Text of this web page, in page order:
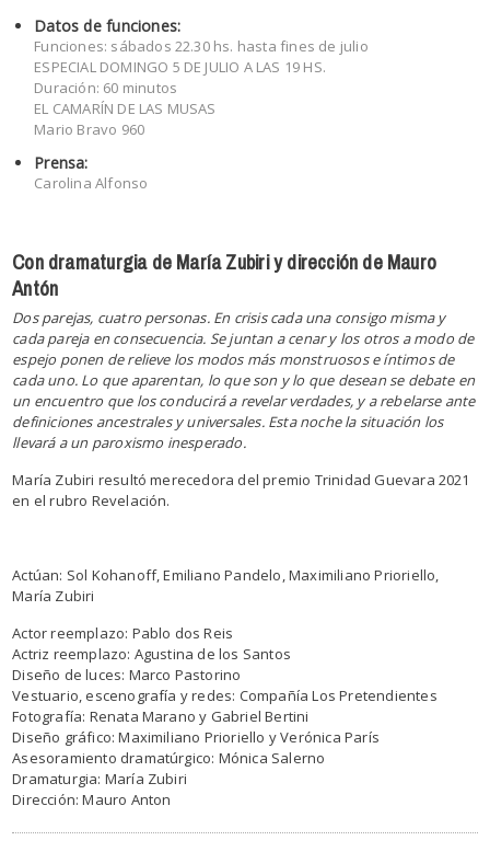
Datos de funciones:
Funciones: sábados 22.30 hs. hasta fines de julio
ESPECIAL DOMINGO 5 DE JULIO A LAS 19 HS.
Duración: 60 minutos
EL CAMARÍN DE LAS MUSAS
Mario Bravo 960
Prensa:
Carolina Alfonso
Con dramaturgia de María Zubiri y dirección de Mauro
Antón
Dos parejas, cuatro personas. En crisis cada una consigo misma y
cada pareja en consecuencia. Se juntan a cenar y los otros a modo de
espejo ponen de relieve los modos más monstruosos e íntimos de
cada uno. Lo que aparentan, lo que son y lo que desean se debate en
un encuentro que los conducirá a revelar verdades, y a rebelarse ante
definiciones ancestrales y universales. Esta noche la situación los
llevará a un paroxismo inesperado.
María Zubiri resultó merecedora del premio Trinidad Guevara 2021
en el rubro Revelación.
Actúan: Sol Kohanoff, Emiliano Pandelo, Maximiliano Prioriello,
María Zubiri
Actor reemplazo: Pablo dos Reis
Actriz reemplazo: Agustina de los Santos
Diseño de luces: Marco Pastorino
Vestuario, escenografía y redes: Compañía Los Pretendientes
Fotografía: Renata Marano y Gabriel Bertini
Diseño gráfico: Maximiliano Prioriello y Verónica París
Asesoramiento dramatúrgico: Mónica Salerno
Dramaturgia: María Zubiri
Dirección: Mauro Anton